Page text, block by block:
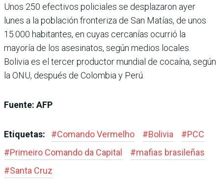
Unos 250 efectivos policiales se desplazaron ayer
lunes a la población fronteriza de San Matías, de unos
15.000 habitantes, en cuyas cercanías ocurrió la
mayoría de los asesinatos, según medios locales.
Bolivia es el tercer productor mundial de cocaína, según
la ONU, después de Colombia y Perú.
Fuente: AFP
Etiquetas: #Comando Vermelho #Bolivia #PCC
#Primeiro Comando da Capital #mafias brasileñas
#Santa Cruz